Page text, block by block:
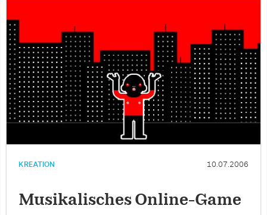
KREATION 10.07.2006
Musikalisches Online-Game